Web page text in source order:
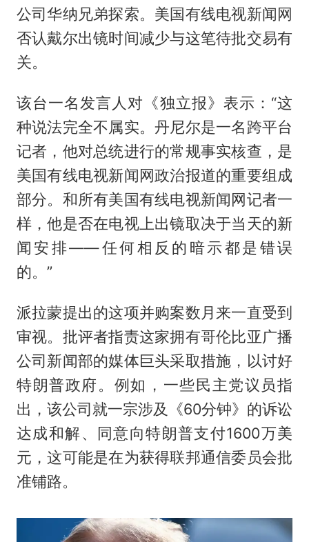
公司华纳兄弟探索。美国有线电视新闻网
否认戴尔出镜时间减少与这笔待批交易有
关。
该台一名发言人对《独立报》表示：“这
种说法完全不属实。丹尼尔是一名跨平台
记者，他对总统进行的常规事实核查，是
美国有线电视新闻网政治报道的重要组成
部分。和所有美国有线电视新闻网记者一
样，他是否在电视上出镜取决于当天的新
闻安排——任何相反的暗示都是错误
的。”
派拉蒙提出的这项并购案数月来一直受到
审视。批评者指责这家拥有哥伦比亚广播
公司新闻部的媒体巨头采取措施，以讨好
特朗普政府。例如，一些民主党议员指
出，该公司就一宗涉及《60分钟》的诉讼
达成和解、同意向特朗普支付1600万美
元，这可能是在为获得联邦通信委员会批
准铺路。